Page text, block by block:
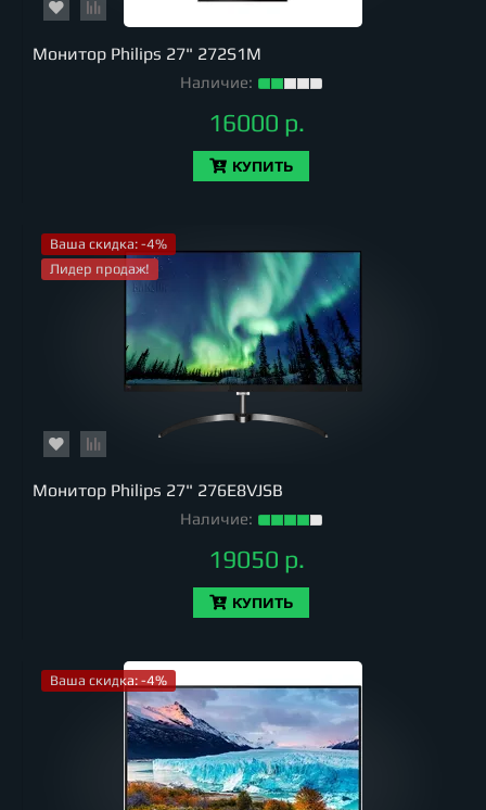
Монитор Philips 27" 272S1M
Наличие:
16000 р.
КУПИТЬ
Ваша скидка: -4%
Лидер продаж!
Монитор Philips 27" 276E8VJSB
Наличие:
19050 р.
КУПИТЬ
Ваша скидка: -4%